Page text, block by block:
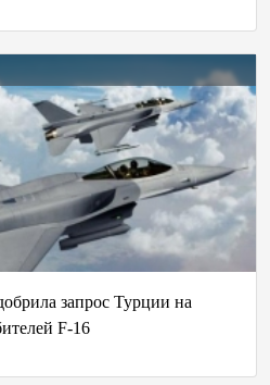
запрос Турции на
F-16